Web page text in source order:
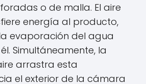
o de malla. El aire
energía al producto,
evaporación del agua
Simultáneamente, la
arrastra esta
el exterior de la cámara